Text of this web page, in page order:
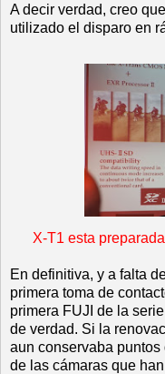
A decir verdad, creo
utilizado el disparo en
X-T1 esta
En definitiva, y a falta
primera toma de
primera FUJI de la
de verdad. Si la
aun conservaba
de las cámaras que